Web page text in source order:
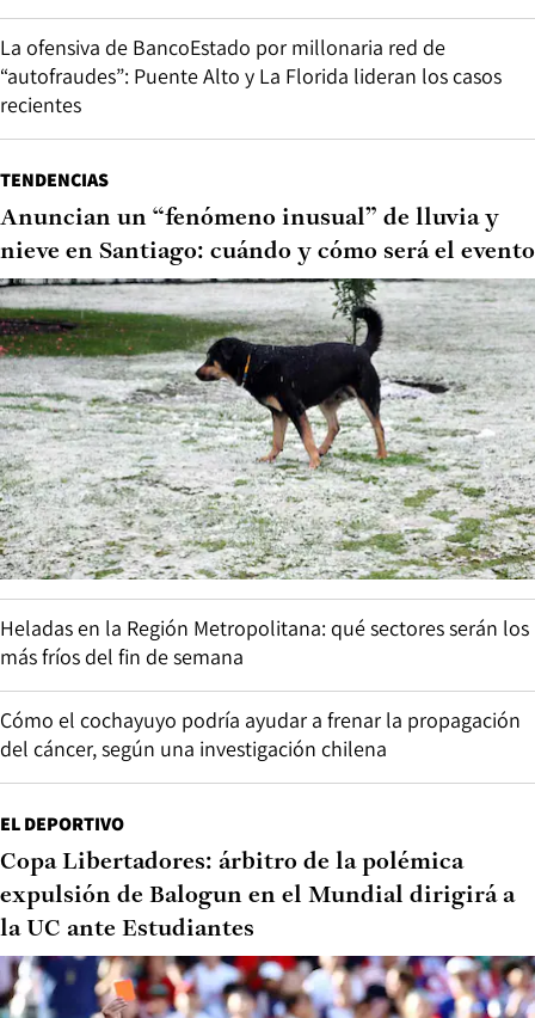
La ofensiva de BancoEstado por millonaria red de
“autofraudes”: Puente Alto y La Florida lideran los casos
recientes
TENDENCIAS
Anuncian un “fenómeno inusual” de lluvia y
nieve en Santiago: cuándo y cómo será el evento
Heladas en la Región Metropolitana: qué sectores serán los
más fríos del fin de semana
Cómo el cochayuyo podría ayudar a frenar la propagación
del cáncer, según una investigación chilena
EL DEPORTIVO
Copa Libertadores: árbitro de la polémica
expulsión de Balogun en el Mundial dirigirá a
la UC ante Estudiantes